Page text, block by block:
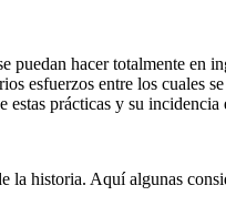
hacer totalmente en
esfuerzos entre los cuales se
estas prácticas y su incidencia
la historia. Aquí algunas